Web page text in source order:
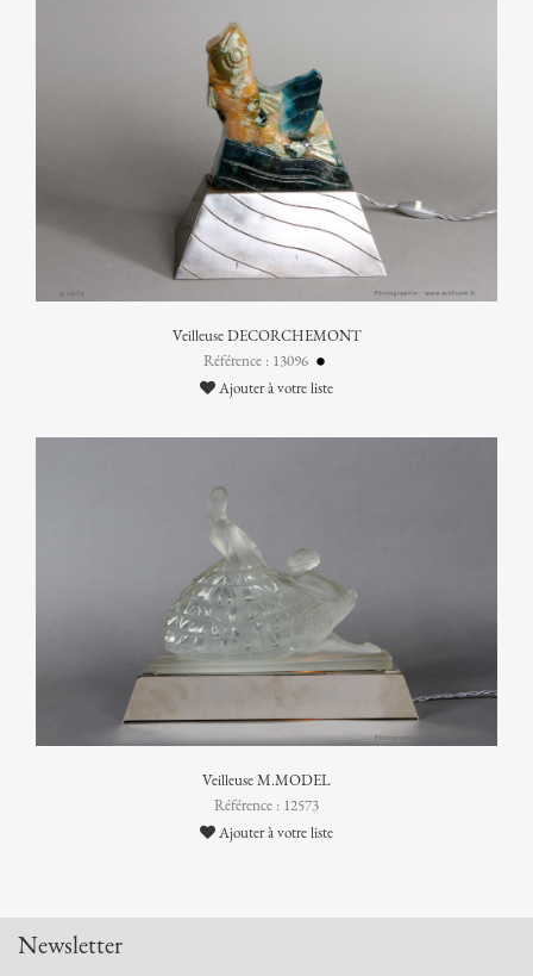
Veilleuse DECORCHEMONT
Référence : 13096
Ajouter à votre liste
Veilleuse M.MODEL
Référence : 12573
Ajouter à votre liste
Newsletter